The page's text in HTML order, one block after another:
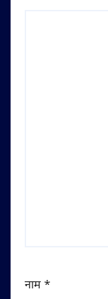
नाम *